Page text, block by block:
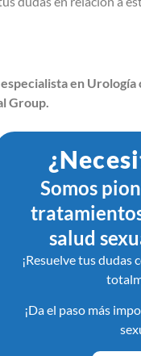
en Urología
Group.
Somos
salud
¡Resuelve tus
¡Da el paso más